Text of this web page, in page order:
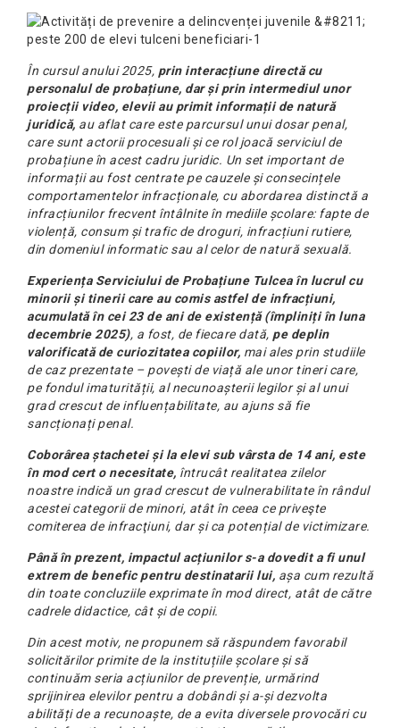
În cursul anului 2025, prin interacțiune directă cu
personalul de probațiune, dar și prin intermediul unor
proiecții video, elevii au primit informații de natură
juridică, au aflat care este parcursul unui dosar penal,
care sunt actorii procesuali și ce rol joacă serviciul de
probațiune în acest cadru juridic. Un set important de
informații au fost centrate pe cauzele și consecințele
comportamentelor infracționale, cu abordarea distinctă a
infracțiunilor frecvent întâlnite în mediile școlare: fapte de
violență, consum și trafic de droguri, infracțiuni rutiere,
din domeniul informatic sau al celor de natură sexuală.
Experiența Serviciului de Probațiune Tulcea în lucrul cu
minorii și tinerii care au comis astfel de infracțiuni,
acumulată în cei 23 de ani de existență (împliniți în luna
decembrie 2025), a fost, de fiecare dată, pe deplin
valorificată de curiozitatea copiilor, mai ales prin studiile
de caz prezentate – povești de viață ale unor tineri care,
pe fondul imaturității, al necunoașterii legilor și al unui
grad crescut de influențabilitate, au ajuns să fie
sancționați penal.
Coborârea ștachetei și la elevi sub vârsta de 14 ani, este
în mod cert o necesitate, întrucât realitatea zilelor
noastre indică un grad crescut de vulnerabilitate în rândul
acestei categorii de minori, atât în ceea ce priveşte
comiterea de infracţiuni, dar și ca potențial de victimizare.
Până în prezent, impactul acțiunilor s-a dovedit a fi unul
extrem de benefic pentru destinatarii lui, așa cum rezultă
din toate concluziile exprimate în mod direct, atât de către
cadrele didactice, cât și de copii.
Din acest motiv, ne propunem să răspundem favorabil
solicitărilor primite de la instituțiile școlare și să
continuăm seria acțiunilor de prevenție, urmărind
sprijinirea elevilor pentru a dobândi și a-și dezvolta
abilități de a recunoaște, de a evita diversele provocări cu